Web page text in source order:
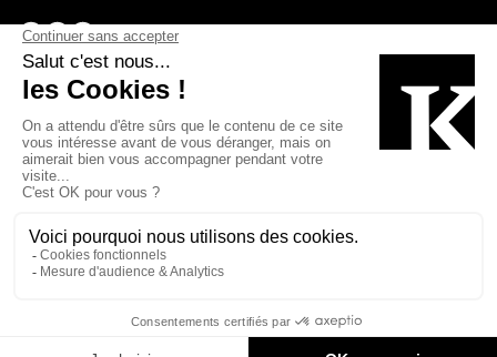
Page Facebook de Kollectif
Page Instagram de Kollectif
Page Linkedin de Kollectif
Bâtiment-Durable-Québec-1
Esquisses-1
MP-1 v2com-1
Cookies